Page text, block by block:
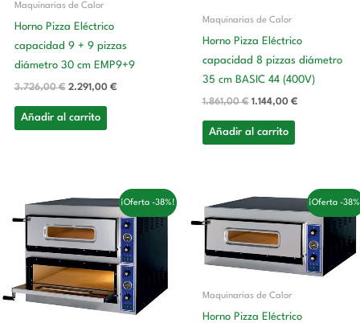
Maquinarias de Calor
Horno Pizza Eléctrico
capacidad 9 + 9 pizzas
diámetro 30 cm EMP9+9
3.726,00€ 2.291,00 €
Añadir al carrito
Maquinarias de Calor
Horno Pizza Eléctrico
capacidad 8 pizzas diámetro
35 cm BASIC 44 (400V)
1.861,00€ 1.144,00 €
Añadir al carrito
¡Oferta -38%!
El
original
era:
2.058,00 €.
El
precio
actual
es:
1.266,00 €.
¡Oferta -
Maquinarias de Calor
Horno Pizza Eléctrico
El
precio
original
1.957,00 €.
El
precio
actual
es:
1.204,00 €.